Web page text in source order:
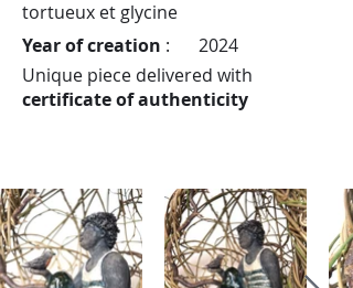
tortueux et glycine
Year of creation :
2024
Unique piece delivered with
certificate of authenticity